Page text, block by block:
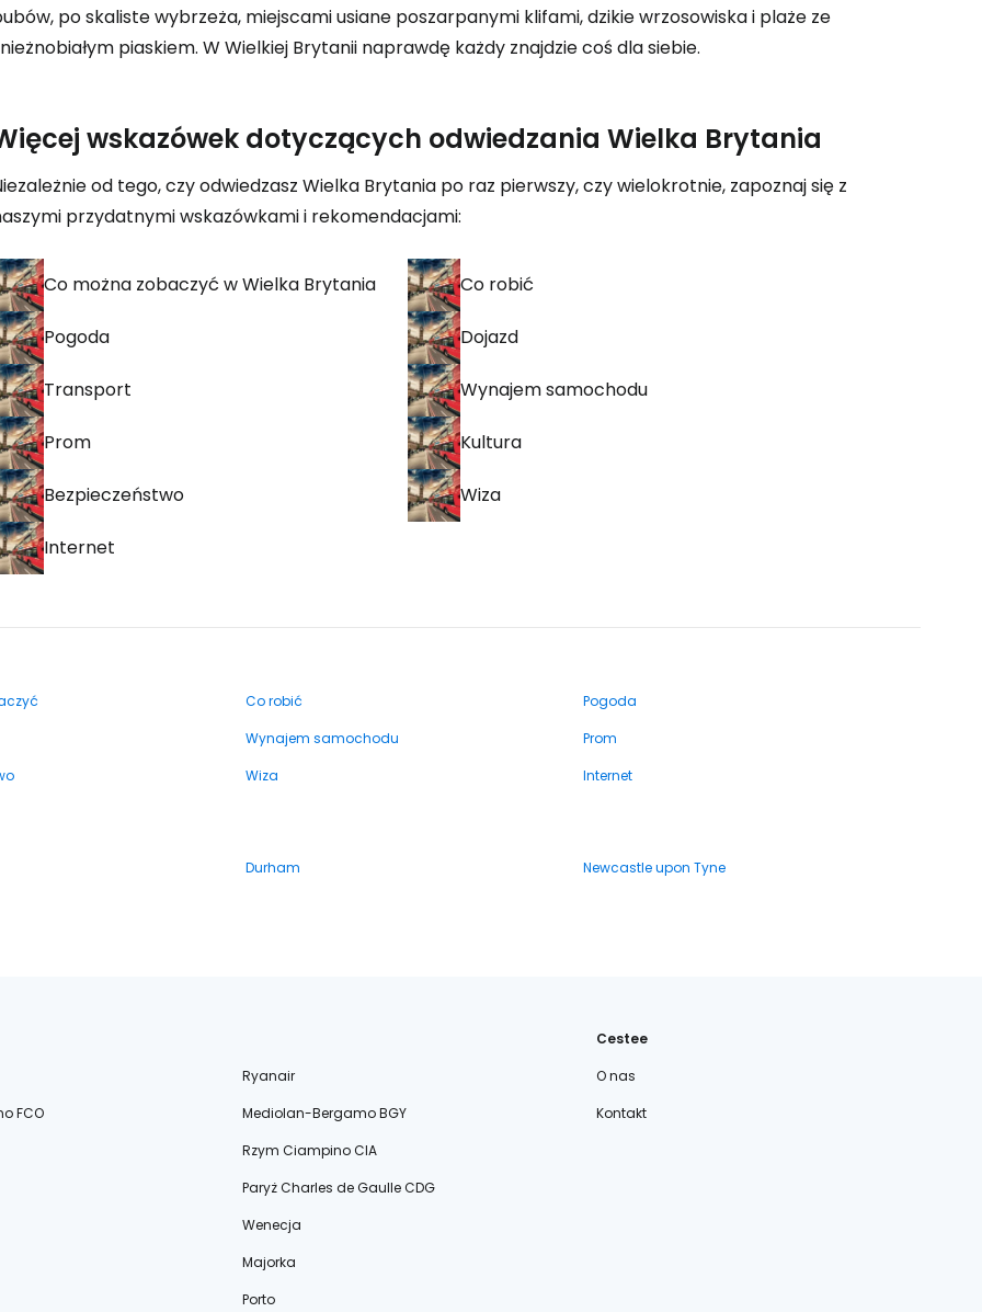
po skaliste wybrzeża, miejscami usiane poszarpanymi klifami, dzikie wrzosowiska i plaże ze
piaskiem. W Wielkiej Brytanii naprawdę każdy znajdzie coś dla siebie.
wskazówek dotyczących odwiedzania Wielka Brytania
od tego, czy odwiedzasz Wielka Brytania po raz pierwszy, czy wielokrotnie, zapoznaj się z
przydatnymi wskazówkami i rekomendacjami:
Co można zobaczyć w Wielka Brytania Co robić
Pogoda Dojazd
Transport Wynajem samochodu
Prom Kultura
Bezpieczeństwo Wiza
Internet
Co robić
Pogoda
Wynajem samochodu
Prom
Wiza Internet
Durham
Newcastle upon Tyne
Ryanair
FCO
Mediolan-Bergamo BGY
Rzym Ciampino CIA
Paryż Charles de Gaulle CDG
Wenecja
Majorka
Porto
Cestee
O nas
Kontakt
Kontynuuj z e-mailem